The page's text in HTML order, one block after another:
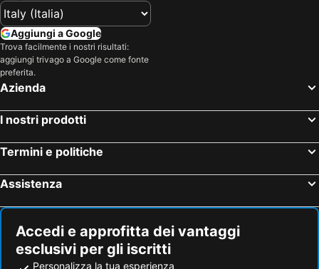
Aggiungi a Google
Trova facilmente i nostri risultati:
aggiungi trivago a Google come fonte
preferita.
Azienda
I nostri prodotti
Termini e politiche
Assistenza
Accedi e approfitta dei vantaggi
esclusivi per gli iscritti
Personalizza la tua esperienza